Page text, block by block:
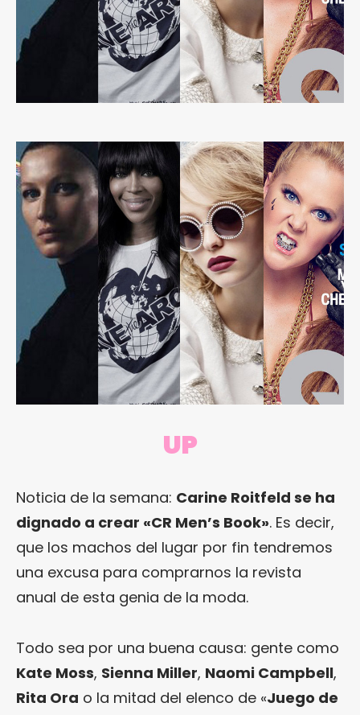
UP
Noticia de la semana: Carine Roitfeld se ha
dignado a crear «CR Men’s Book». Es decir,
que los machos del lugar por fin tendremos
una excusa para comprarnos la revista
anual de esta genia de la moda.
Todo sea por una buena causa: gente como
Kate Moss, Sienna Miller, Naomi Campbell,
Rita Ora o la mitad del elenco de «Juego de